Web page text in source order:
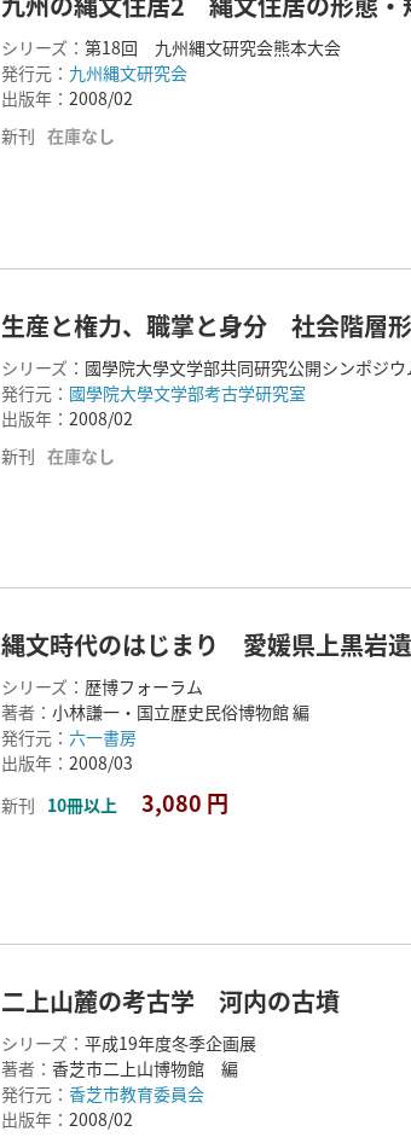
シリーズ： 第18回 九州縄文研究会熊本大会
発行元： 九州縄文研究会
出版年： 2008/02
新刊 在庫なし
生産と権力、職掌と身分 社会階層
シリーズ： 國學院大學文学部共同研究公開シンポジ
発行元： 國學院大學文学部考古学研究室
出版年： 2008/02
新刊 在庫なし
縄文時代のはじまり 愛媛県上黒岩
シリーズ： 歴博フォーラム
著者： 小林謙一・国立歴史民俗博物館 編
発行元： 六一書房
出版年： 2008/03
新刊 10冊以上 3,080 円
二上山麓の考古学 河内の古墳
シリーズ： 平成19年度冬季企画展
著者： 香芝市二上山博物館 編
発行元： 香芝市教育委員会
出版年： 2008/02